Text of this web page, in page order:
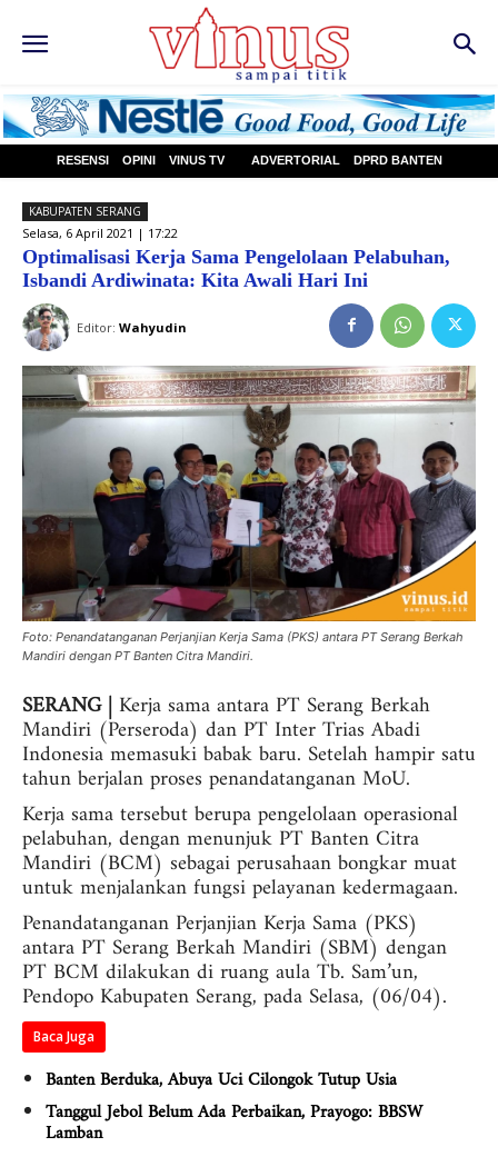
RESENSI OPINI VINUS TV ADVERTORIAL DPRD BANTEN
KABUPATEN SERANG
Selasa, 6 April 2021 | 17:22
Optimalisasi Kerja Sama Pengelolaan Pelabuhan,
Isbandi Ardiwinata: Kita Awali Hari Ini
Editor: Wahyudin
Foto: Penandatanganan Perjanjian Kerja Sama (PKS) antara PT Serang Berkah
Mandiri dengan PT Banten Citra Mandiri.
SERANG | Kerja sama antara PT Serang Berkah
Mandiri (Perseroda) dan PT Inter Trias Abadi
Indonesia memasuki babak baru. Setelah hampir satu
tahun berjalan proses penandatanganan MoU.
Kerja sama tersebut berupa pengelolaan operasional
pelabuhan, dengan menunjuk PT Banten Citra
Mandiri (BCM) sebagai perusahaan bongkar muat
untuk menjalankan fungsi pelayanan kedermagaan.
Penandatanganan Perjanjian Kerja Sama (PKS)
antara PT Serang Berkah Mandiri (SBM) dengan
PT BCM dilakukan di ruang aula Tb. Sam’un,
Pendopo Kabupaten Serang, pada Selasa, (06/04).
Baca Juga
Banten Berduka, Abuya Uci Cilongok Tutup Usia
Tanggul Jebol Belum Ada Perbaikan, Prayogo: BBSW
Lamban